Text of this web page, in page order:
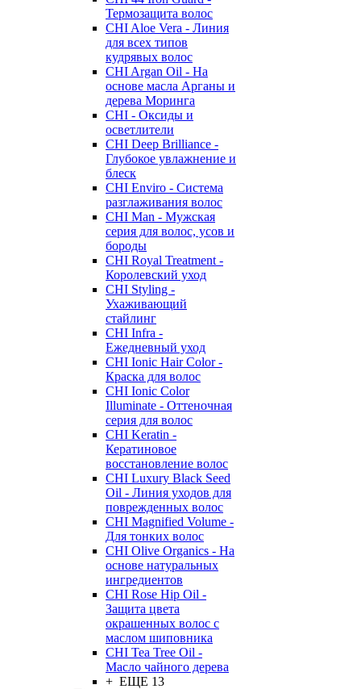
Термозащита волос
CHI Aloe Vera - Линия
для всех типов
кудрявых волос
CHI Argan Oil - На
основе масла Арганы и
дерева Моринга
CHI - Оксиды и
осветлители
CHI Deep Brilliance -
Глубокое увлажнение и
блеск
CHI Enviro - Система
разглаживания волос
CHI Man - Мужская
серия для волос, усов и
бороды
CHI Royal Treatment -
Королевский уход
CHI Styling -
Ухаживающий
стайлинг
CHI Infra -
Ежедневный уход
CHI Ionic Hair Color -
Краска для волос
CHI Ionic Color
Illuminate - Оттеночная
серия для волос
CHI Keratin -
Кератиновое
восстановление волос
CHI Luxury Black Seed
Oil - Линия уходов для
поврежденных волос
CHI Magnified Volume -
Для тонких волос
CHI Olive Organics - На
основе натуральных
ингредиентов
CHI Rose Hip Oil -
Защита цвета
окрашенных волос с
маслом шиповника
CHI Tea Tree Oil -
Масло чайного дерева
+ ЕЩЕ 13